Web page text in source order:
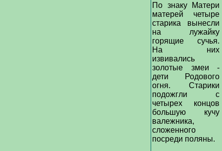
По знаку Матери
матерей четыре
старика вынесли
на лужайку
горящие сучья.
На них
извивались
золотые змеи -
дети Родового
огня. Старики
подожгли с
четырех концов
большую кучу
валежника,
сложенного
посреди поляны.